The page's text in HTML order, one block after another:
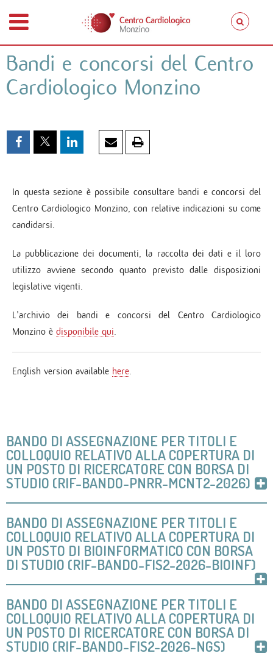
Bandi e concorsi del Centro
Cardiologico Monzino
In questa sezione è possibile consultare bandi e concorsi del
Centro Cardiologico Monzino, con relative indicazioni su come
candidarsi.
La pubblicazione dei documenti, la raccolta dei dati e il loro
utilizzo avviene secondo quanto previsto dalle disposizioni
legislative vigenti.
L'archivio dei bandi e concorsi del Centro Cardiologico
Monzino è disponibile qui
English version available here
BANDO DI ASSEGNAZIONE PER TITOLI E
COLLOQUIO RELATIVO ALLA COPERTURA DI
UN POSTO DI RICERCATORE CON BORSA DI
STUDIO (RIF-BANDO-PNRR-MCNT2-2026)
BANDO DI ASSEGNAZIONE PER TITOLI E
COLLOQUIO RELATIVO ALLA COPERTURA DI
UN POSTO DI BIOINFORMATICO CON BORSA
DI STUDIO (RIF-BANDO-FIS2-2026-BIOINF)
BANDO DI ASSEGNAZIONE PER TITOLI E
COLLOQUIO RELATIVO ALLA COPERTURA DI
UN POSTO DI RICERCATORE CON BORSA DI
STUDIO (RIF-BANDO-FIS2-2026-NGS)